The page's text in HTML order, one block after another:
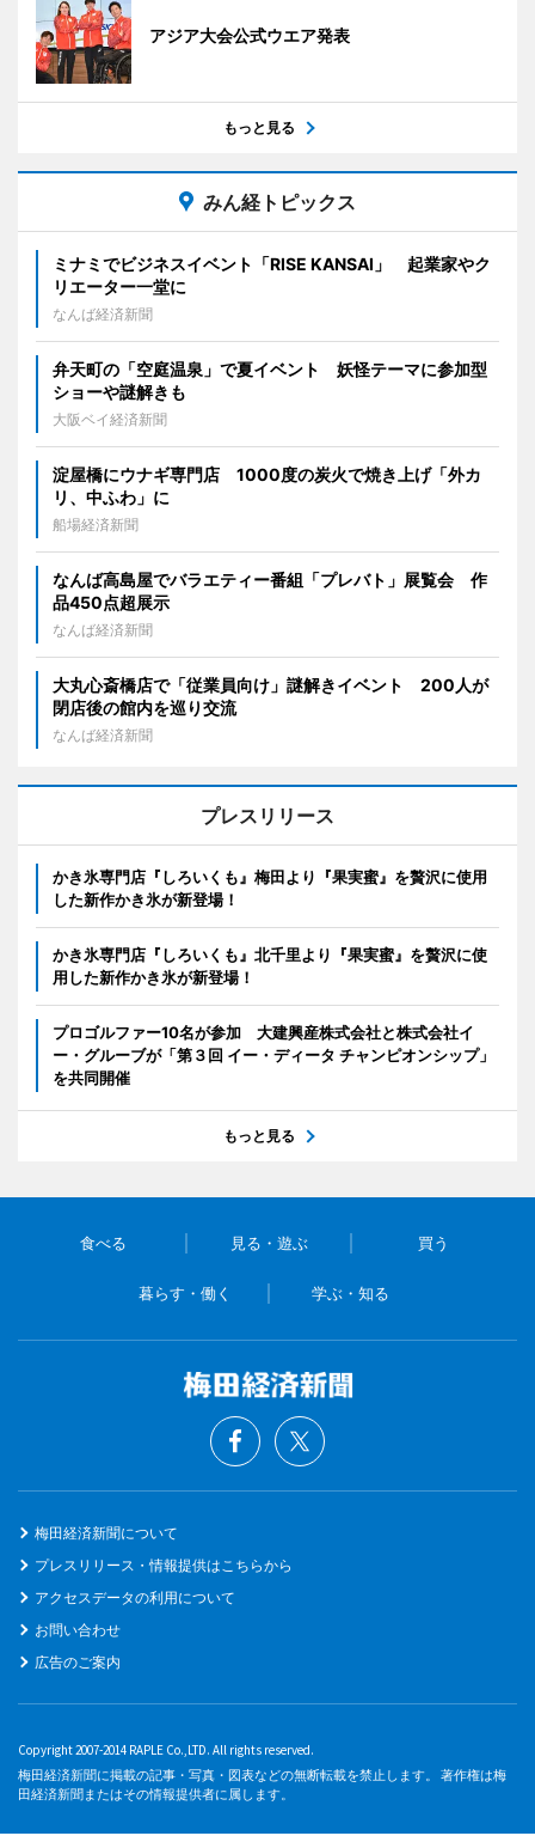
アジア大会公式ウエア発表
もっと見る
みん経トピックス
ミナミでビジネスイベント「RISE KANSAI」 起業家やク
リエーター一堂に
なんば経済新聞
弁天町の「空庭温泉」で夏イベント 妖怪テーマに参加型
ショーや謎解きも
大阪ベイ経済新聞
淀屋橋にウナギ専門店 1000度の炭火で焼き上げ「外カ
リ、中ふわ」に
船場経済新聞
なんば高島屋でバラエティー番組「プレバト」展覧会 作
品450点超展示
なんば経済新聞
大丸心斎橋店で「従業員向け」謎解きイベント 200人が
閉店後の館内を巡り交流
なんば経済新聞
プレスリリース
かき氷専門店『しろいくも』梅田より『果実蜜』を贅沢に使用
した新作かき氷が新登場！
かき氷専門店『しろいくも』北千里より『果実蜜』を贅沢に使
用した新作かき氷が新登場！
プロゴルファー10名が参加 大建興産株式会社と株式会社イ
ー・グルーブが「第３回 イー・ディータ チャンピオンシップ」
を共同開催
もっと見る
食べる 見る・遊ぶ 買う
暮らす・働く 学ぶ・知る
梅田経済新聞について
プレスリリース・情報提供はこちらから
アクセスデータの利用について
お問い合わせ
広告のご案内
Copyright 2007-2014 RAPLE Co.,LTD. All rights reserved.
梅田経済新聞に掲載の記事・写真・図表などの無断転載を禁止します。 著作権は梅
田経済新聞またはその情報提供者に属します。